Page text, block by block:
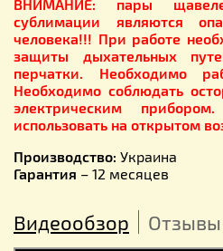
ВНИМАНИЕ: пары
сублимации являются
человека!!! При работе
защиты дыхательных
перчатки. Необходимо
Необходимо соблюдать
электрическим
использовать на открытом
Производство: Украина
Гарантия – 12 месяцев
Видеообзор Отзывы